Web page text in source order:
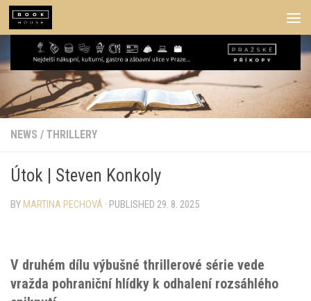
Skip to content
NEWS / THRILLERY
Útok | Steven Konkoly
BY MARTINA PECHOVÁ · PUBLISHED 29. 8. 2025
V druhém dílu výbušné thrillerové série vede
vražda pohraniční hlídky k odhalení rozsáhlého